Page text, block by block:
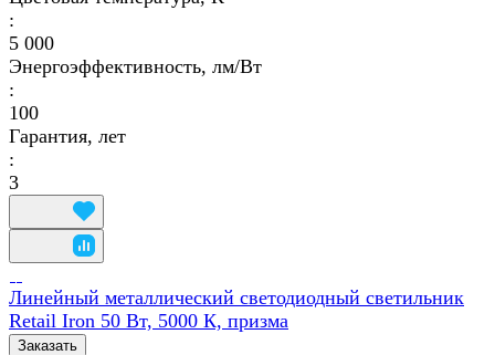
:
5 000
Энергоэффективность, лм/Вт
:
100
Гарантия, лет
:
3
Линейный металлический светодиодный светильник
Retail Iron 50 Вт, 5000 К, призма
Заказать